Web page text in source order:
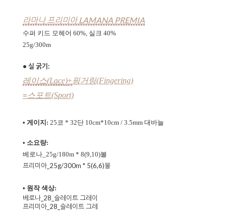
라마나 프리미아 LAMANA PREMIA
수퍼 키드 모헤어 60%, 실크 40%
25g/300m
• 실 굵기:
레이스(Lace)+핑거링(Fingering)
=스포트(Sport)
• 게이지: 25코 * 32단 10cm*10cm / 3.5mm 대바늘
• 소요량:
베로나_25g/180m * 8(9,10)볼
프리미아_25g/300m * 5(6,6)볼
• 원작 색상:
베로나_28_슬레이트 그레이
프리미아_28_슬레이트 그레